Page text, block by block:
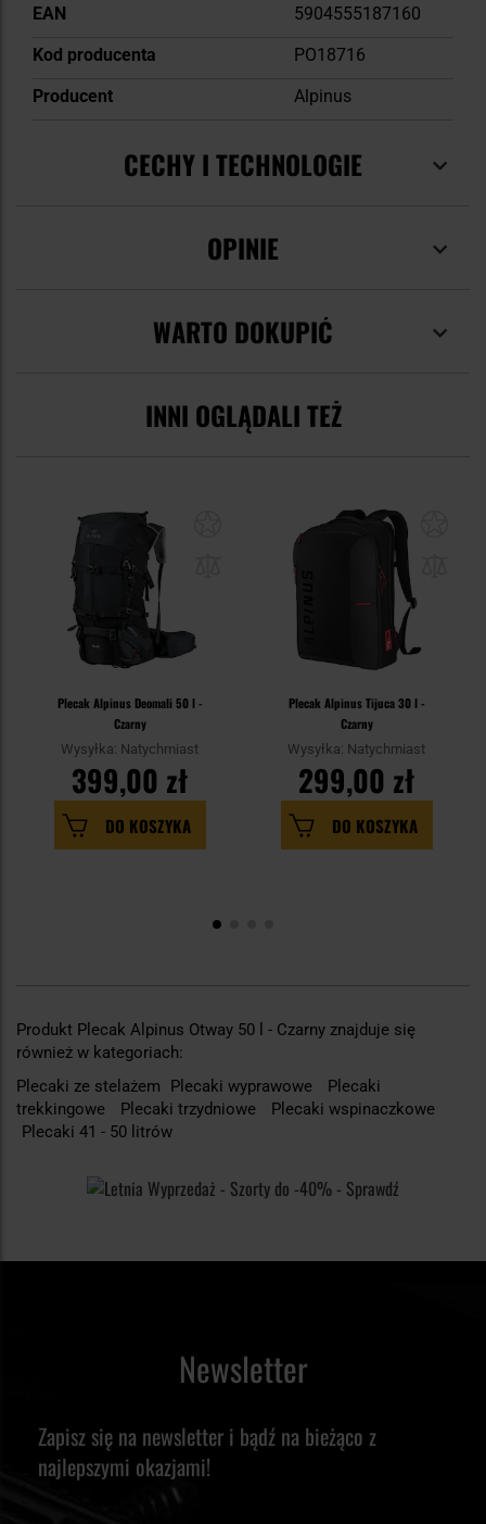
EAN
5904555187160
Kod producenta
PO18716
Producent
Alpinus
CECHY I TECHNOLOGIE
OPINIE
WARTO DOKUPIĆ
INNI OGLĄDALI TEŻ
Plecak Alpinus Deomali 50 l -
Czarny
Wysyłka: Natychmiast
399,00 zł
DO KOSZYKA
Plecak Alpinus Tijuca 30 l -
Czarny
Wysyłka: Natychmiast
299,00 zł
DO KOSZYKA
Produkt Plecak Alpinus Otway 50 l - Czarny znajduje się
również w kategoriach:
Plecaki ze stelażem
Plecaki wyprawowe
Plecaki
trekkingowe
Plecaki trzydniowe
Plecaki wspinaczkowe
Plecaki 41 - 50 litrów
Newsletter
Zapisz się na newsletter i bądź na bieżąco z
najlepszymi okazjami!